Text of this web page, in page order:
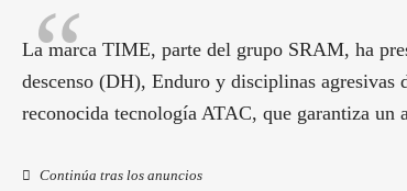
La marca TIME, parte del grupo SRAM, ha
descenso (DH), Enduro y disciplinas agresivas
reconocida tecnología ATAC, que garantiza
Continúa tras los anuncios